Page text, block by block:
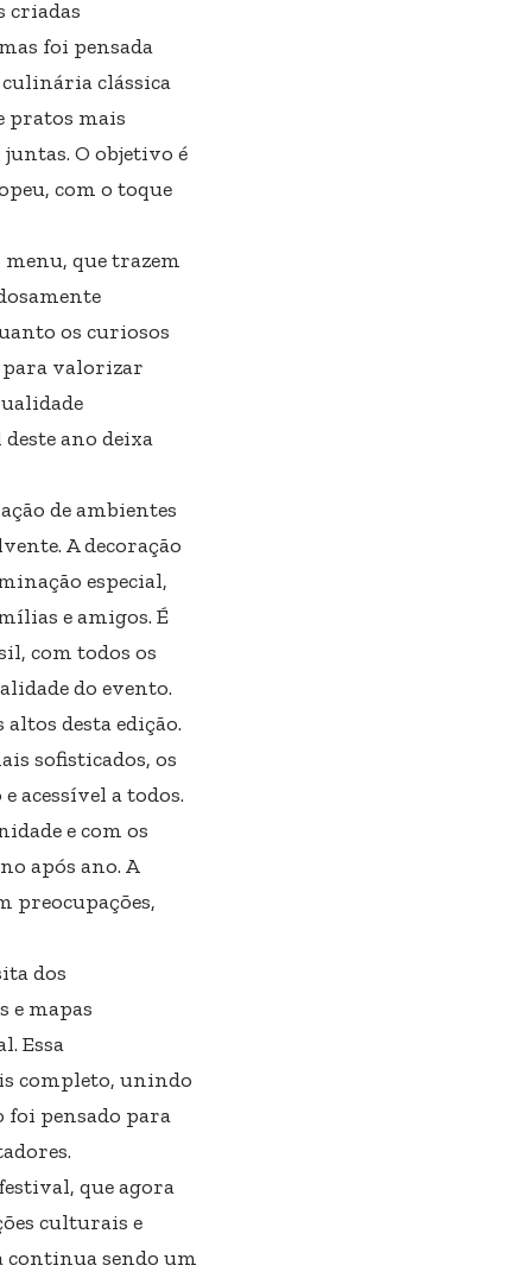
criadas
foi pensada
clássica
pratos mais
O objetivo é
com o toque
que trazem
os curiosos
para valorizar
ano deixa
de ambientes
A decoração
especial,
e amigos. É
com todos os
do evento.
desta edição.
sofisticados, os
acessível a todos.
e com os
após ano. A
preocupações,
dos
mapas
Essa
completo, unindo
foi pensado para
que agora
culturais e
continua sendo um